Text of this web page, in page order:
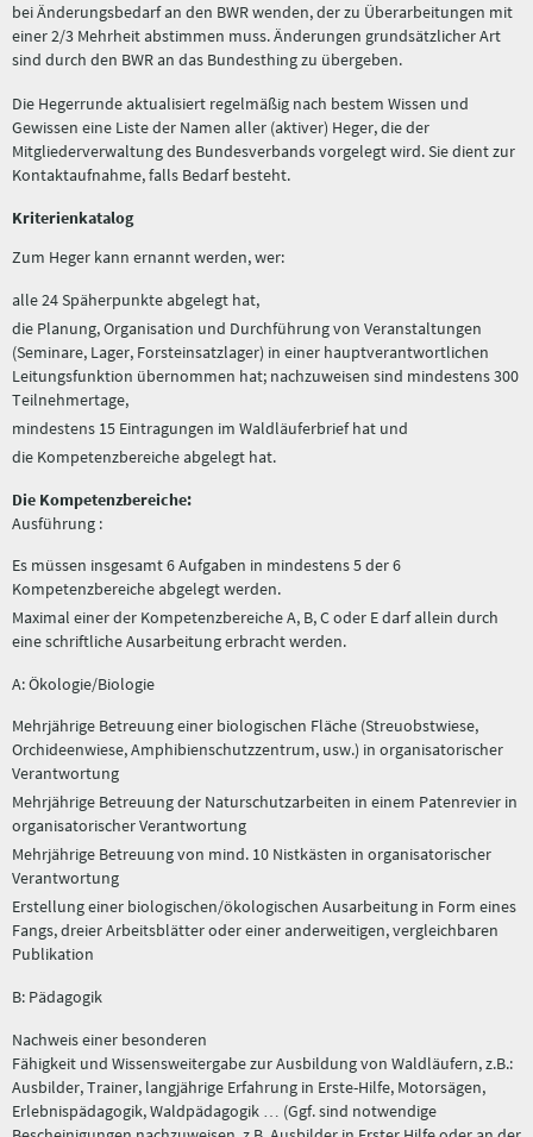
bei Änderungsbedarf an den BWR wenden, der zu Überarbeitungen mit
einer 2/3 Mehrheit abstimmen muss. Änderungen grundsätzlicher Art
sind durch den BWR an das Bundesthing zu übergeben.
Die Hegerrunde aktualisiert regelmäßig nach bestem Wissen und
Gewissen eine Liste der Namen aller (aktiver) Heger, die der
Mitgliederverwaltung des Bundesverbands vorgelegt wird. Sie dient zur
Kontaktaufnahme, falls Bedarf besteht.
Kriterienkatalog
Zum Heger kann ernannt werden, wer:
alle 24 Späherpunkte abgelegt hat,
die Planung, Organisation und Durchführung von Veranstaltungen
(Seminare, Lager, Forsteinsatzlager) in einer hauptverantwortlichen
Leitungsfunktion übernommen hat; nachzuweisen sind mindestens 300
Teilnehmertage,
mindestens 15 Eintragungen im Waldläuferbrief hat und
die Kompetenzbereiche abgelegt hat.
Die Kompetenzbereiche:
Ausführung :
Es müssen insgesamt 6 Aufgaben in mindestens 5 der 6
Kompetenzbereiche abgelegt werden.
Maximal einer der Kompetenzbereiche A, B, C oder E darf allein durch
eine schriftliche Ausarbeitung erbracht werden.
A: Ökologie/Biologie
Mehrjährige Betreuung einer biologischen Fläche (Streuobstwiese,
Orchideenwiese, Amphibienschutzzentrum, usw.) in organisatorischer
Verantwortung
Mehrjährige Betreuung der Naturschutzarbeiten in einem Patenrevier in
organisatorischer Verantwortung
Mehrjährige Betreuung von mind. 10 Nistkästen in organisatorischer
Verantwortung
Erstellung einer biologischen/ökologischen Ausarbeitung in Form eines
Fangs, dreier Arbeitsblätter oder einer anderweitigen, vergleichbaren
Publikation
B: Pädagogik
Nachweis einer besonderen
Fähigkeit und Wissensweitergabe zur Ausbildung von Waldläufern, z.B.:
Ausbilder, Trainer, langjährige Erfahrung in Erste-Hilfe, Motorsägen,
Erlebnispädagogik, Waldpädagogik … (Ggf. sind notwendige